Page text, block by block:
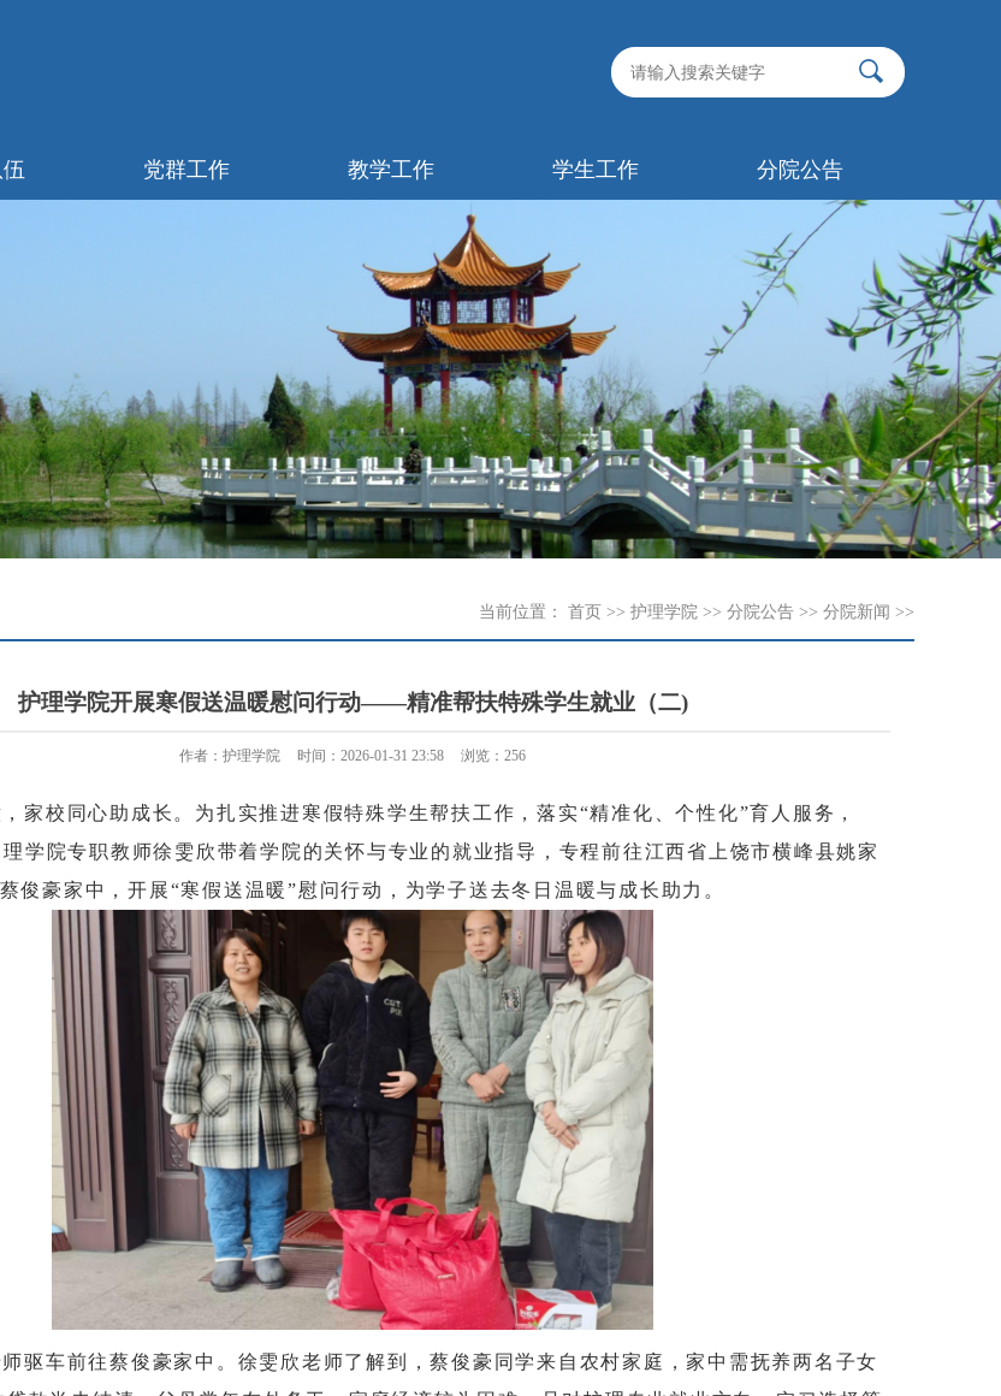
党群工作 教学工作 学生工作 分院公告
当前位置： 首页 >> 护理学院 >> 分院公告 >> 分院新闻 >>
护理学院开展寒假送温暖慰问行动——精准帮扶特殊学生就业（二)
作者：护理学院 时间：2026-01-31 23:58 浏览： 256
家校同心助成长。为扎实推进寒假特殊学生帮扶工作，落实“精准化、个性化”育人服务，
学院专职教师徐雯欣带着学院的关怀与专业的就业指导，专程前往江西省上饶市横峰县姚家
俊豪家中，开展“寒假送温暖”慰问行动，为学子送去冬日温暖与成长助力。
驱车前往蔡俊豪家中。徐雯欣老师了解到，蔡俊豪同学来自农村家庭，家中需抚养两名子女